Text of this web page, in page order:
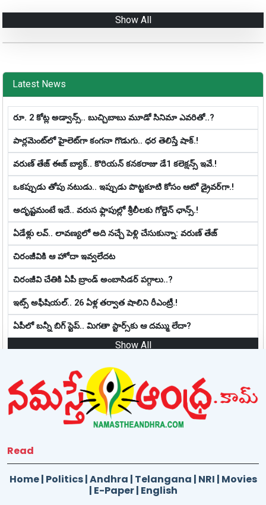
Show All
Latest News
రూ. 2 కోట్ల అడ్వాన్స్.. బుచ్చిబాబు మూడో సినిమా ఎవ‌రితో..?
పార్లమెంట్‌లో హైలెట్‌గా కంగనా గొడుగు.. ధ‌ర తెలిస్తే షాక్‌.!
వరుణ్ తేజ్ ఈజ్ బ్యాక్‌.. కొరియన్ కనకరాజు డే1 క‌లెక్ష‌న్స్ ఇవే.!
ఒక‌ప్పుడు తోపు న‌టుడు.. ఇప్పుడు పొట్టకూటి కోసం ఆటో డ్రైవ‌ర్‌గా.!
అదృష్టమంటే ఇదే.. వ‌రుస ఫ్లాపుల్లో శ్రీ‌లీల‌కు గోల్డెన్ ఛాన్స్‌.!
ఏడేళ్లు ల‌వ్‌.. లావ‌ణ్య‌లో అది న‌చ్చే పెళ్లి చేసుకున్నా: వ‌రుణ్ తేజ్‌
చిరంజీవికి ఆ హోదా ఇవ్వలేదట
చిరంజీవి చేతికి ఏపీ బ్రాండ్ అంబాసిడర్ పగ్గాలు..?
ఇట్స్ అఫీషియ‌ల్‌.. 26 ఏళ్ల తర్వాత షాలిని రీఎంట్రీ.!
ఏపీలో బ‌న్నీ బిగ్ స్టెప్‌.. మిగ‌తా స్టార్స్‌కు ఆ ద‌మ్ము లేదా?
Show All
Read
Home| Politics|Andhra | Telangana | NRI | Movies
| E-Paper| English